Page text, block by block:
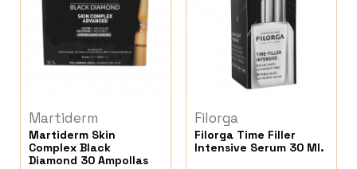
Martiderm
Martiderm Skin
Complex Black
Diamond 30 Ampollas
Filorga
Filorga Time Filler
Intensive Serum 30 Ml.